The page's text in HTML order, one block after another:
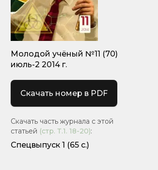
Молодой учёный №11 (70)
июль-2 2014 г.
Скачать номер в PDF
Скачать часть журнала с этой
статьей (стр. Т.1. 18-20):
Спецвыпуск 1 (65 с.)